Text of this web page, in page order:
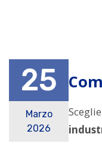
25
Marzo
2026